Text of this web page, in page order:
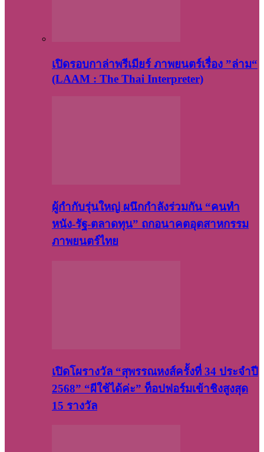
เปิดรอบกาล่าพรีเมียร์ ภาพยนตร์เรื่อง ”ล่าม“
(LAAM : The Thai Interpreter)
ผู้กำกับรุ่นใหญ่ ผนึกกำลังร่วมกัน “คนทำ
หนัง-รัฐ-ตลาดทุน” ถกอนาคตอุตสาหกรรม
ภาพยนตร์ไทย
เปิดโผรางวัล “สุพรรณหงส์ครั้งที่ 34 ประจำปี
2568” “ผีใช้ได้ค่ะ” ท็อปฟอร์มเข้าชิงสูงสุด
15 รางวัล